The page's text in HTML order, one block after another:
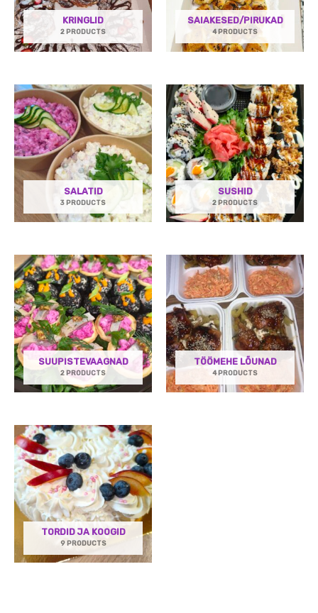
KRINGLID
2 PRODUCTS
SAIAKESED/PIRUKAD
4 PRODUCTS
SALATID
3 PRODUCTS
SUSHID
2 PRODUCTS
SUUPISTEVAAGNAD
2 PRODUCTS
TÖÖMEHE LÕUNAD
4 PRODUCTS
TORDID JA KOOGID
9 PRODUCTS